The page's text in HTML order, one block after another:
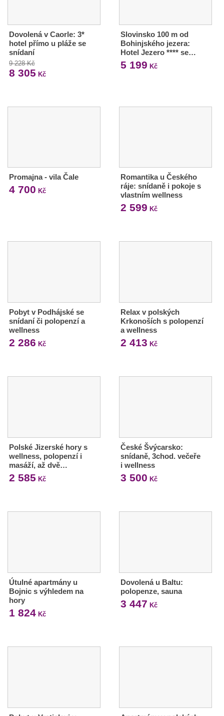
Dovolená v Caorle: 3*
hotel přímo u pláže se
snídaní
9 228 Kč
8 305 Kč
Slovinsko 100 m od
Bohinjského jezera:
Hotel Jezero **** se…
5 199 Kč
Promajna - vila Čale
4 700 Kč
Romantika u Českého
ráje: snídaně i pokoje s
vlastním wellness
2 599 Kč
Pobyt v Podhájské se
snídaní či polopenzí a
wellness
2 286 Kč
Relax v polských
Krkonoších s polopenzí
a wellness
2 413 Kč
Polské Jizerské hory s
wellness, polopenzí i
masáží, až dvě…
2 585 Kč
České Švýcarsko:
snídaně, 3chod. večeře
i wellness
3 500 Kč
Útulné apartmány u
Bojnic s výhledem na
hory
1 824 Kč
Dovolená u Baltu:
polopenze, sauna
3 447 Kč